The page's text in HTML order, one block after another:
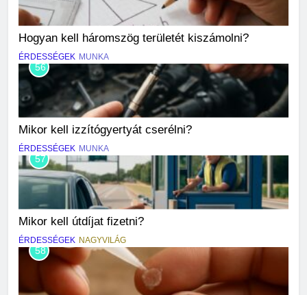
Hogyan kell háromszög területét kiszámolni?
ÉRDESSÉGEK MUNKA
56
Mikor kell izzítógyertyát cserélni?
ÉRDESSÉGEK MUNKA
57
Mikor kell útdíjat fizetni?
ÉRDESSÉGEK NAGYVILÁG
58